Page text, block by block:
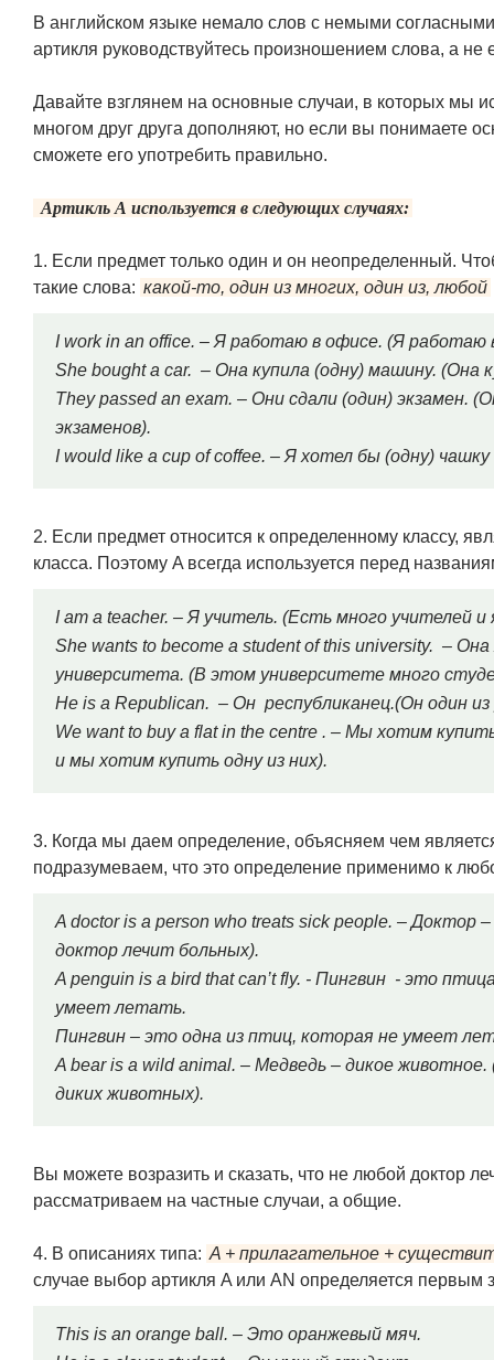
В английском языке немало слов с немыми
артикля руководствуйтесь произношением слова, а не
Давайте взглянем на основные случаи, в которых мы
многом друг друга дополняют, но если вы понимаете
сможете его употребить правильно.
Aртикль А используется в следующих случаях:
1. Если предмет только один и он неопределенный.
такие слова: какой-то, один из многих, один из, любой
I work in an office. – Я работаю в офисе. (Я работаю
She bought a car. – Она купила (одну) машину. (Она
They passed an exam. – Они сдали (один) экзамен.
экзаменов).
I would like a cup of coffee. – Я хотел бы (одну)
2. Если предмет относится к определенному классу,
класса. Поэтому A всегда используется перед
I am a teacher. – Я учитель. (Есть много учителей и
She wants to become a student of this university. –
университета. (В этом университете много
He is a Republican. – Он республиканец.(Он один
We want to buy a flat in the centre . – Мы хотим
и мы хотим купить одну из них).
3. Когда мы даем определение, объясняем чем
подразумеваем, что это определение применимо к
A doctor is a person who treats sick people. –
доктор лечит больных).
A penguin is a bird that can’t fly. - Пингвин - это
умеет летать.
Пингвин – это одна из птиц, которая не умеет
A bear is a wild animal. – Медведь – дикое
диких животных).
Вы можете возразить и сказать, что не любой доктор
рассматриваем на частные случаи, а общие.
4. В описаниях типа: A + прилагательное +
случае выбор артикля A или AN определяется первым
This is an orange ball. – Это оранжевый мяч.